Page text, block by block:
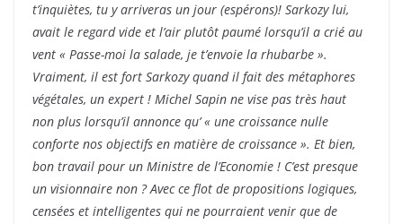
t’inquiètes, tu y arriveras un jour (espérons)! Sarkozy lui,
avait le regard vide et l’air plutôt paumé lorsqu’il a crié au
vent « Passe-moi la salade, je t’envoie la rhubarbe ».
Vraiment, il est fort Sarkozy quand il fait des métaphores
végétales, un expert ! Michel Sapin ne vise pas très haut
non plus lorsqu’il annonce qu’ « une croissance nulle
conforte nos objectifs en matière de croissance ». Et bien,
bon travail pour un Ministre de l’Economie ! C’est presque
un visionnaire non ? Avec ce flot de propositions logiques,
censées et intelligentes qui ne pourraient venir que de